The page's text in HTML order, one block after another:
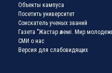
Объекты кампуса
Посетить университет
Соискатель ученых званий
Газета "Жастар әлемі. Мир
СМИ о нас
Версия для слабовидящих